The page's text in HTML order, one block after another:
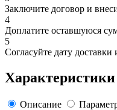
Заключите договор и
4
Доплатите оставшуюся
5
Согласуйте дату
Характеристики
Описание